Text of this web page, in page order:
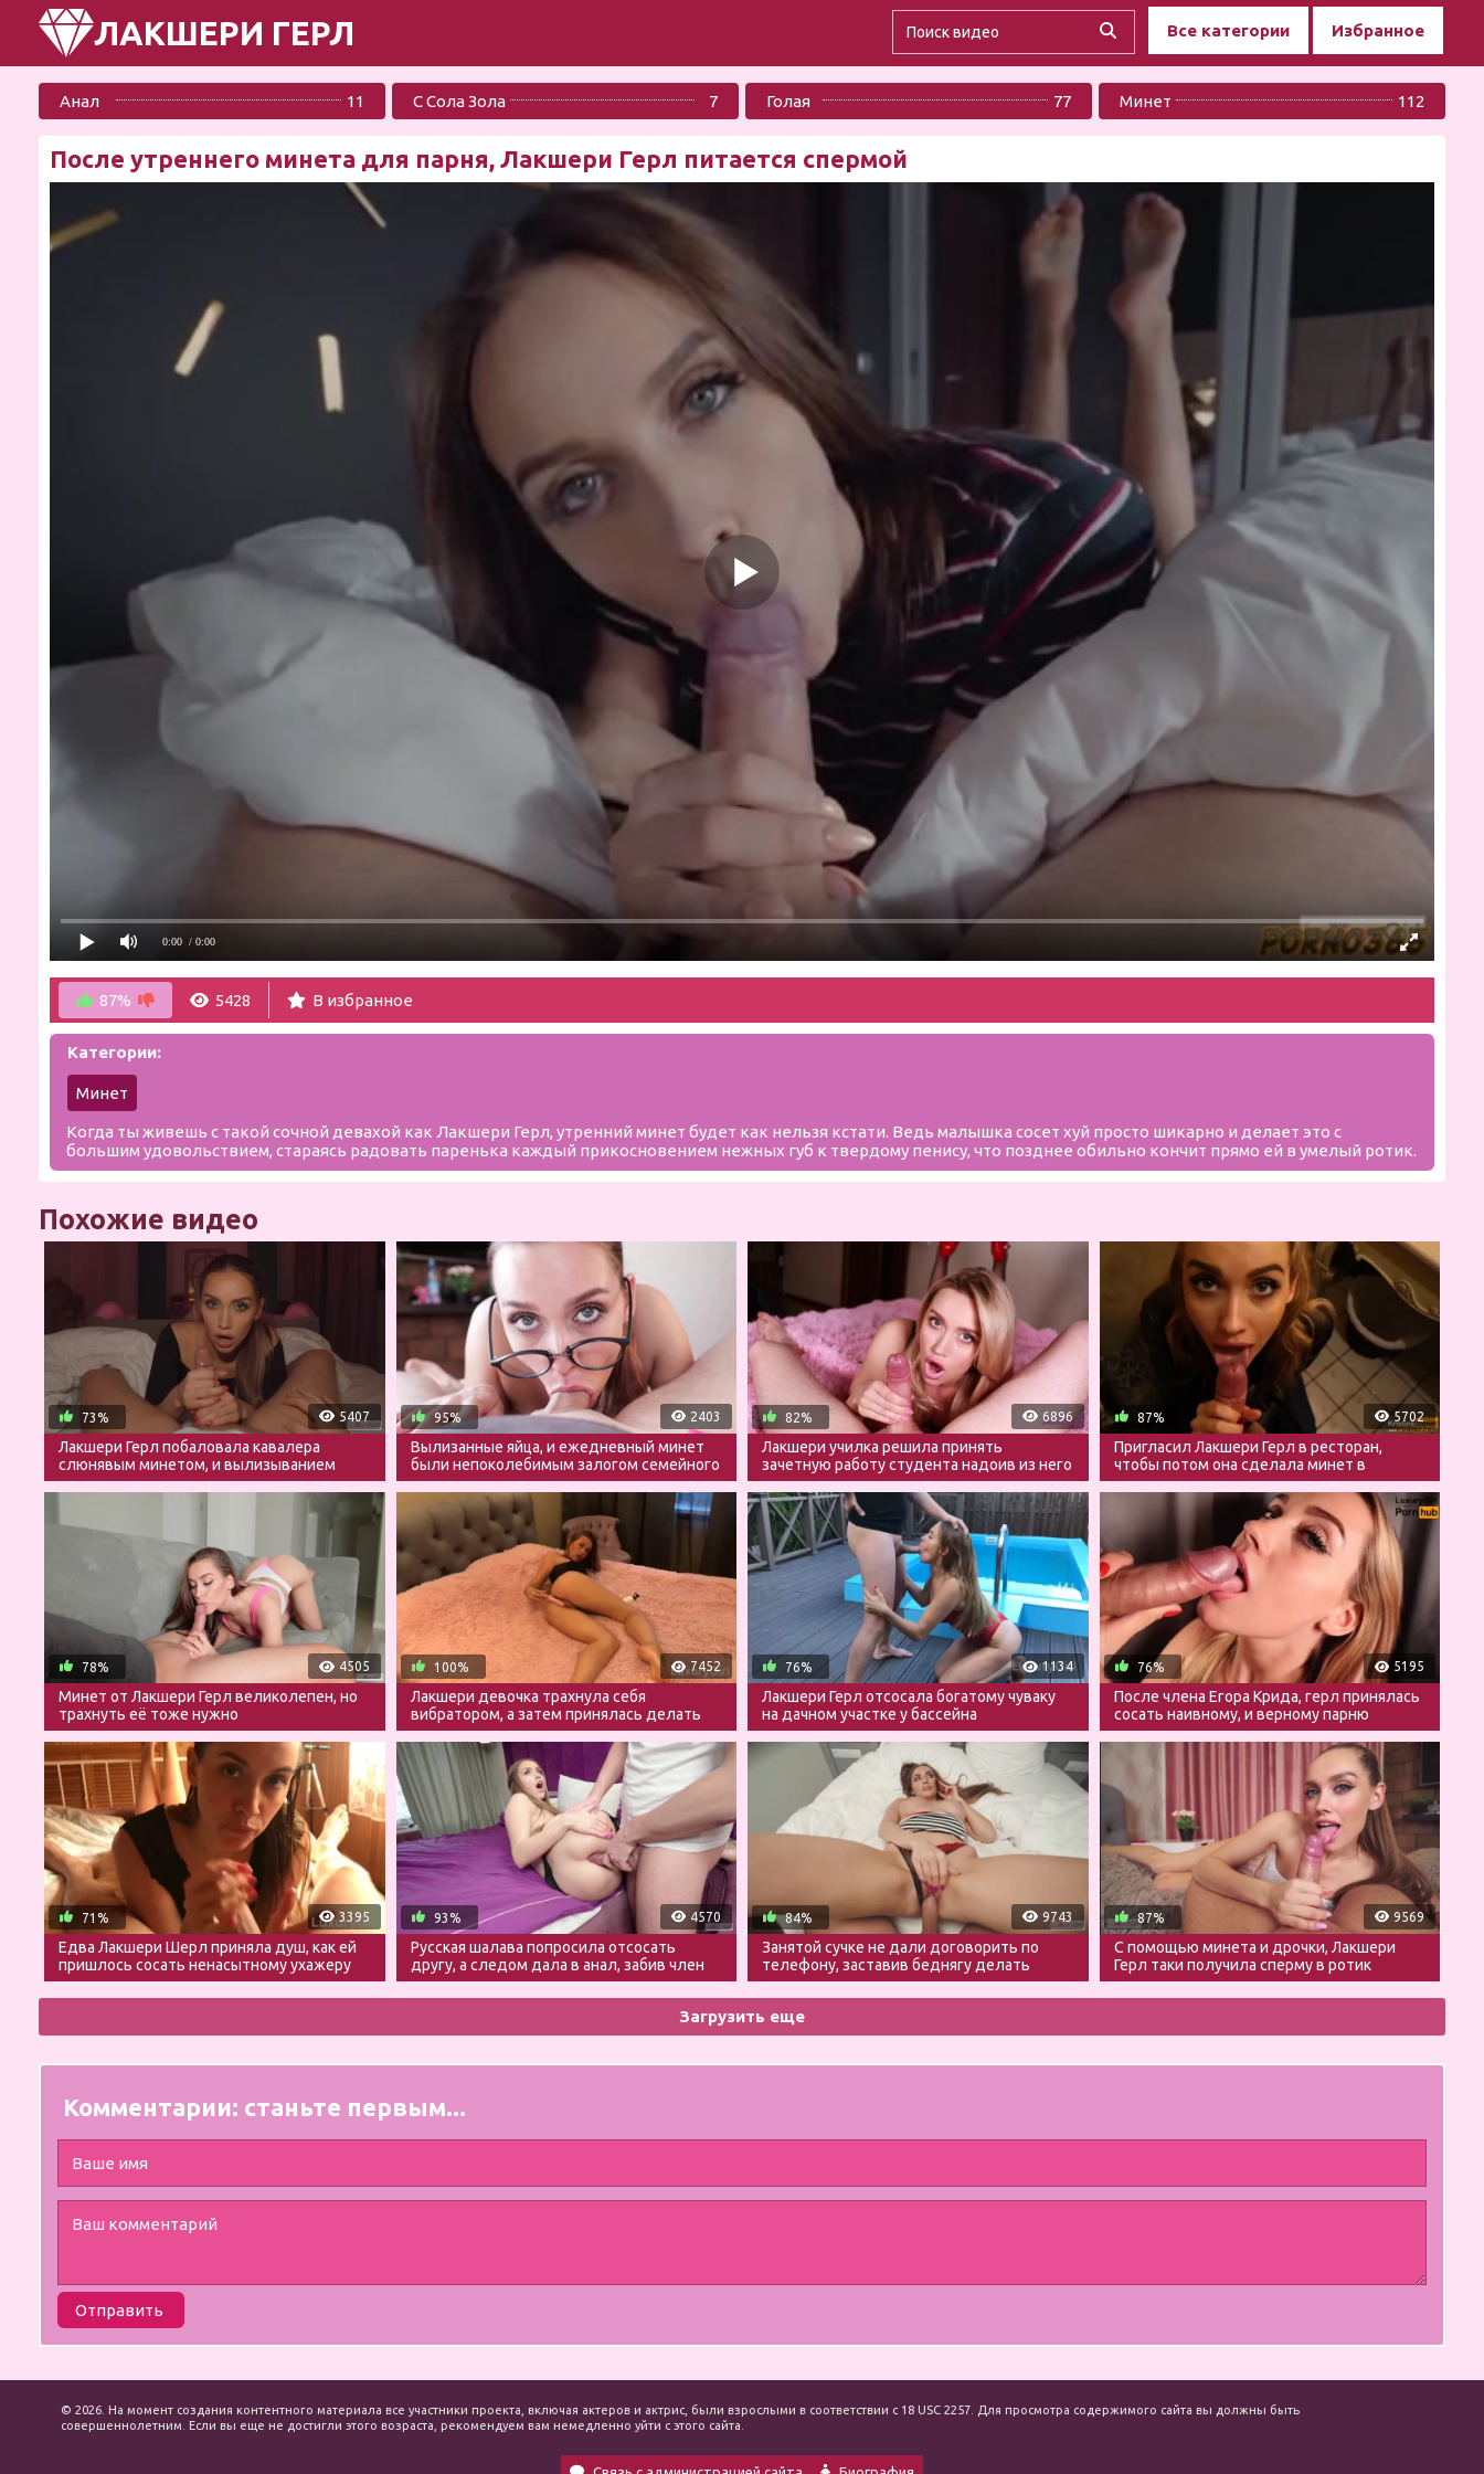
ЛАКШЕРИ ГЕРЛ Все категории Избранное
Анал 11 С Сола Зола 7 Голая 77 Минет 112
После утреннего минета для парня, Лакшери Герл питается спермой
0:00 / 0:00
87% 5428 В избранное
Категории:
Минет
Когда ты живешь с такой сочной девахой как Лакшери Герл, утренний минет будет как нельзя кстати. Ведь малышка сосет хуй просто шикарно и делает это с
большим удовольствием, стараясь радовать паренька каждый прикосновением нежных губ к твердому пенису, что позднее обильно кончит прямо ей в умелый ротик.
Похожие видео
5407
73%
Лакшери Герл побаловала кавалера
слюнявым минетом, и вылизыванием
яичек
2403
95%
Вылизанные яйца, и ежедневный минет
были непоколебимым залогом семейного
счастья
6896
82%
Лакшери училка решила принять
зачетную работу студента надоив из него
сперму
5702
87%
Пригласил Лакшери Герл в ресторан,
чтобы потом она сделала минет в
туалете
4505
78%
Минет от Лакшери Герл великолепен, но
трахнуть её тоже нужно
7452
100%
Лакшери девочка трахнула себя
вибратором, а затем принялась делать
минет
1134
76%
Лакшери Герл отсосала богатому чуваку
на дачном участке у бассейна
5195
76%
После члена Егора Крида, герл принялась
сосать наивному, и верному парню
3395
71%
Едва Лакшери Шерл приняла душ, как ей
пришлось сосать ненасытному ухажеру
4570
93%
Русская шалава попросила отсосать
другу, а следом дала в анал, забив член
на парня
9743
84%
Занятой сучке не дали договорить по
телефону, заставив беднягу делать
минет
9569
87%
С помощью минета и дрочки, Лакшери
Герл таки получила сперму в ротик
Загрузить еще
Комментарии: станьте первым...
Отправить
© 2026. На момент создания контентного материала все участники проекта, включая актеров и актрис, были взрослыми в соответствии с 18 USC 2257. Для просмотра содержимого сайта вы должны быть
совершеннолетним. Если вы еще не достигли этого возраста, рекомендуем вам немедленно уйти с этого сайта.